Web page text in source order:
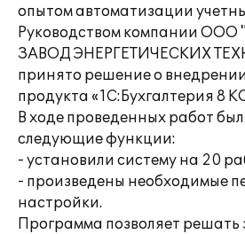
опытом автоматизации
Руководством компании
ЗАВОД ЭНЕРГЕТИЧЕСКИХ
принято решение о
продукта «1С:Бухгалтерия 8
В ходе проведенных работ
следующие функции:
- установили систему на 20
- произведены необходимые
настройки.
Программа позволяет решать